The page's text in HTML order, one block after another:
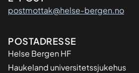
postmottak@helse-bergen.no
Adresse
POSTADRESSE
Helse Bergen HF
Haukeland universitetssjukehus